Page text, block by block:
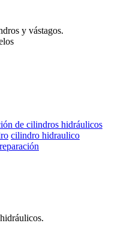
y vástagos.
de cilindros hidráulicos
cilindro hidraulico
reparación